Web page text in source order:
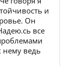
и
Он
все
нему ведь